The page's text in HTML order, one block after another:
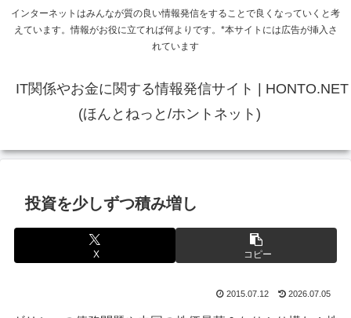
インターネットはみんなが質の良い情報発信をすることで良くなっていくと考
えています。情報がお役に立てれば何よりです。*本サイトには広告が挿入さ
れています
IT関係やお金に関する情報発信サイト | HONTO.NET
(ほんとねっと/ホントネット)
投資を少しずつ積み増し
X コピー
2015.07.12 2026.07.05